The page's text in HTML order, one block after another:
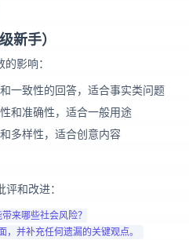
新手）
影响：
一致性的回答，适合事实类问题
和准确性，适合一般用途
多样性，适合创意内容
和改进：
来哪些社会风险？